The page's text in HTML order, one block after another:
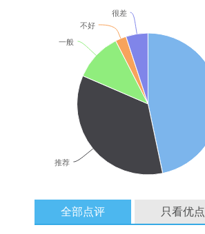
推荐
一般
不好
很差
全部点评 只看优点